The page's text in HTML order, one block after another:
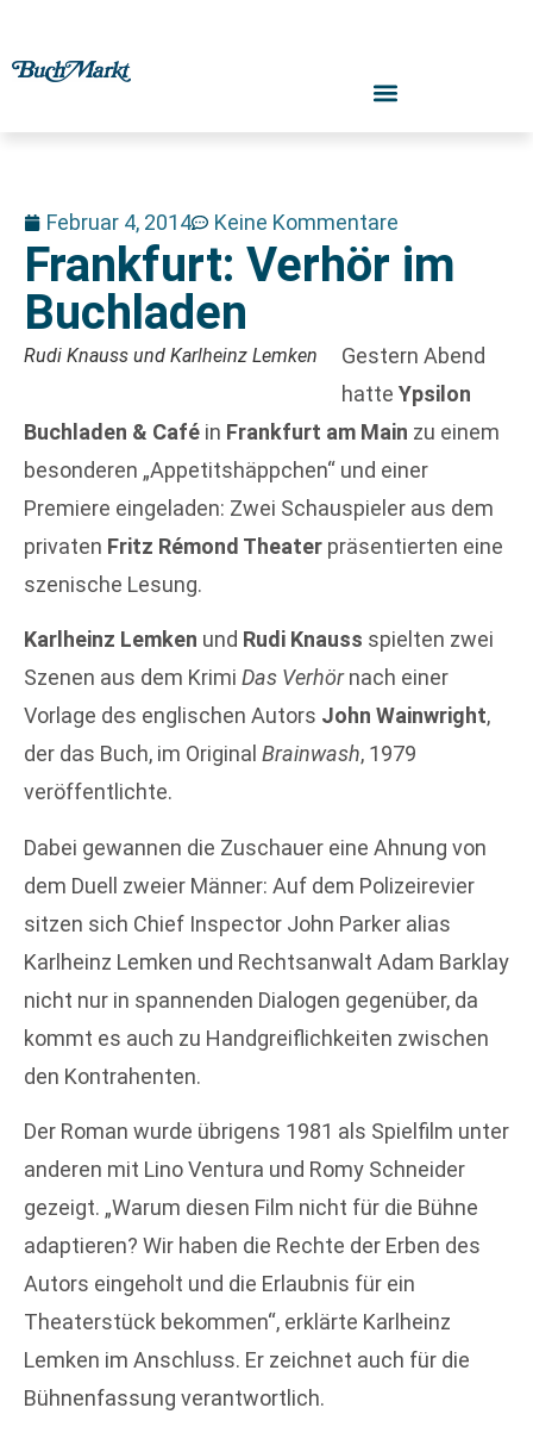
Februar 4, 2014 Keine Kommentare
Frankfurt: Verhör im
Buchladen
Rudi Knauss und Karlheinz Lemken
Gestern Abend
hatte Ypsilon
Buchladen & Café in Frankfurt am Main zu einem
besonderen „Appetitshäppchen“ und einer
Premiere eingeladen: Zwei Schauspieler aus dem
privaten Fritz Rémond Theater präsentierten eine
szenische Lesung.
Karlheinz Lemken und Rudi Knauss spielten zwei
Szenen aus dem Krimi Das Verhörnach einer
Vorlage des englischen Autors John Wainwright,
der das Buch, im Original Brainwash, 1979
veröffentlichte.
Dabei gewannen die Zuschauer eine Ahnung von
dem Duell zweier Männer: Auf dem Polizeirevier
sitzen sich Chief Inspector John Parker alias
Karlheinz Lemken und Rechtsanwalt Adam Barklay
nicht nur in spannenden Dialogen gegenüber, da
kommt es auch zu Handgreiflichkeiten zwischen
den Kontrahenten.
Der Roman wurde übrigens 1981 als Spielfilm unter
anderen mit Lino Ventura und Romy Schneider
gezeigt. „Warum diesen Film nicht für die Bühne
adaptieren? Wir haben die Rechte der Erben des
Autors eingeholt und die Erlaubnis für ein
Theaterstück bekommen“, erklärte Karlheinz
Lemken im Anschluss. Er zeichnet auch für die
Bühnenfassung verantwortlich.